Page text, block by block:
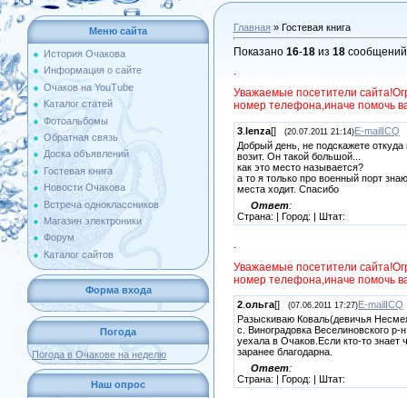
Меню сайта
История Очакова
Информация о сайте
Очаков на YouTube
Каталог статей
Фотоальбомы
Обратная связь
Доска объявлений
Гостевая книга
Новости Очакова
Встреча одноклассников
Магазин электроники
Форум
Каталог сайтов
Форма входа
Погода
Погода в Очакове на неделю
Наш опрос
Главная » Гостевая книга
Показано 16-18 из 18 сообщений
Уважаемые посетители
номер телефона,иначе помочь
3 lenza[] (20.07.2011 21:14)E-mailICQ
Добрый день, не подскажете
возит. Он такой большой...
как это место называется?
а то я только про военный порт
места ходит. Спасибо
Ответ:
Страна: | Город: | Штат:
.
Уважаемые посетители
номер телефона,иначе помочь
2 ольга[] (07.06.2011 17:27) E-mail ICQ
Разыскиваю Коваль(девичья
с. Виноградовка Веселиновского
уехала в Очаков.Если кто-то знает
заранее благодарна.
Ответ:
Страна: | Город: | Штат: